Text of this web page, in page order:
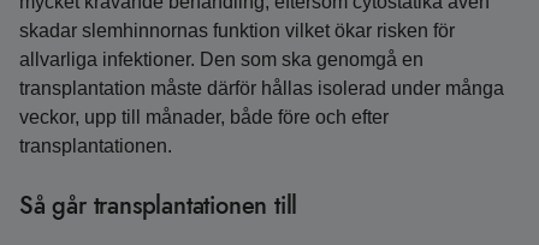
skadar slemhinnornas funktion vilket ökar risken för
allvarliga infektioner. Den som ska genomgå en
transplantation måste därför hållas isolerad under många
veckor, upp till månader, både före och efter
transplantationen.
Så går transplantationen till